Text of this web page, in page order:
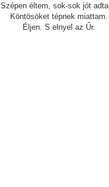
Szépen éltem, sok-sok jót
Köntösöket tépnek miattam.
Éljen. S elnyel az Űr.